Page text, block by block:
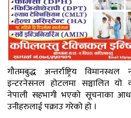
गौतमबुद्ध अन्तर्राष्ट्रिय
इन्टरनेसनल होटलमा सञ्चालित यो
नेपाली सहभागी भएको सूचनाका
उनीहरुलाई पक्राउ गरेको हो ।